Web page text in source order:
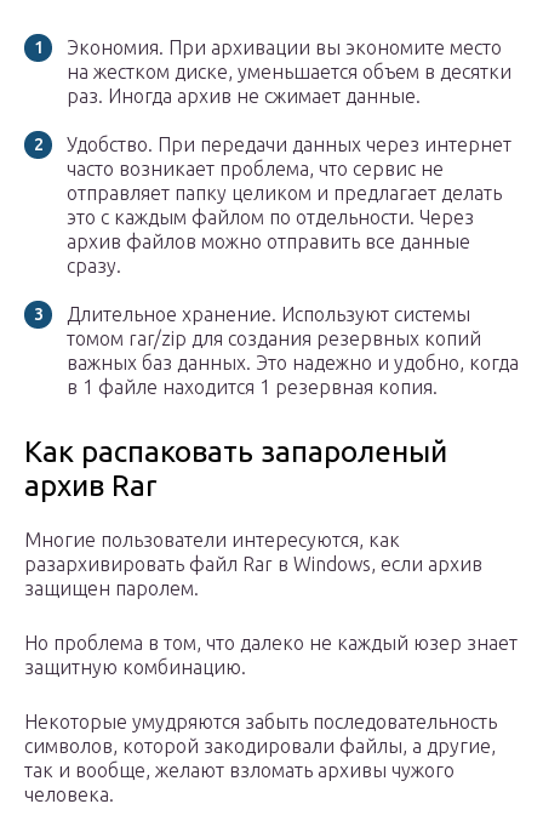
Экономия. При архивации вы экономите место
на жестком диске, уменьшается объем в десятки
раз. Иногда архив не сжимает данные.
Удобство. При передачи данных через интернет
часто возникает проблема, что сервис не
отправляет папку целиком и предлагает делать
это с каждым файлом по отдельности. Через
архив файлов можно отправить все данные
сразу.
Длительное хранение. Используют системы
томом rar/zip для создания резервных копий
важных баз данных. Это надежно и удобно, когда
в 1 файле находится 1 резервная копия.
Как распаковать запароленый
архив Rar
Многие пользователи интересуются, как
разархивировать файл Rar в Windows, если архив
защищен паролем.
Но проблема в том, что далеко не каждый юзер знает
защитную комбинацию.
Некоторые умудряются забыть последовательность
символов, которой закодировали файлы, а другие,
так и вообще, желают взломать архивы чужого
человека.